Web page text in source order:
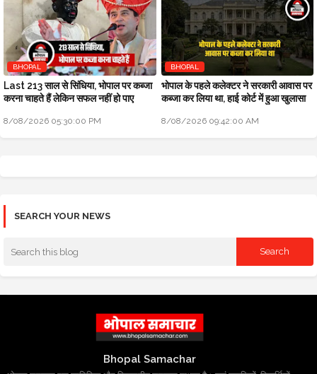
BHOPAL
Last 213 साल से सिंधिया, भोपाल पर कब्जा
करना चाहते हैं लेकिन सफल नहीं हो पाए
8/08/2026 05:30:00 PM
BHOPAL
भोपाल के पहले कलेक्टर ने सरकारी आवास पर
कब्जा कर लिया था, हाई कोर्ट में हुआ खुलासा
8/08/2026 09:42:00 AM
SEARCH YOUR NEWS
Bhopal Samachar